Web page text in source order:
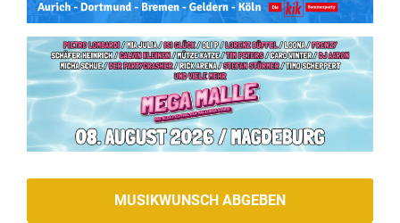
MUSIKWUNSCH ABGEBEN